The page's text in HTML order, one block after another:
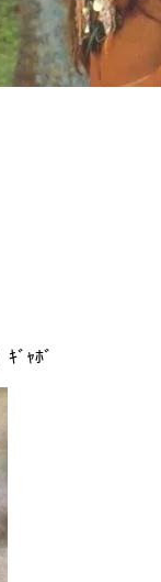
ﾞｬﾎﾞ